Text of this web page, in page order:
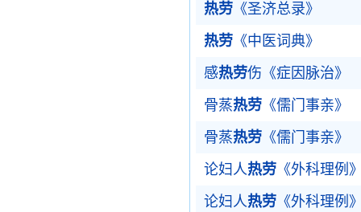
热劳 《圣济总录》
热劳 《中医词典》
感热劳伤《症因脉治》
骨蒸热劳 《儒门事亲》
骨蒸热劳 《儒门事亲》
论妇人热劳 《外科理例
论妇人热劳 《外科理例